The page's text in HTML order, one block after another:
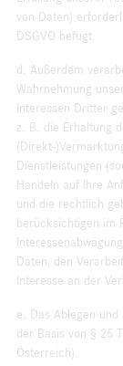
von Daten)
DSGVO befugt.
d. Außerdem
Wahrnehmung
Interessen Dritter
z. B. die Erhaltung
(Direkt-
Dienstleistungen
Handeln auf Ihre
und die rechtlich
berücksichtigen im
Daten, den
Interesse an der
e. Das Ablegen
der Basis von § 25
Österreich).